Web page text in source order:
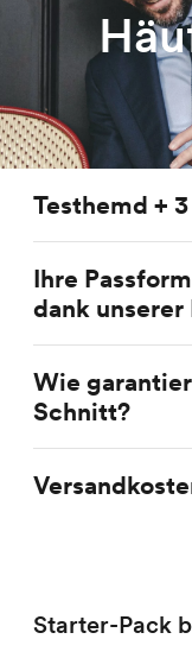
Testhemd +
Ihre
dank unserer
Wie
Schnitt?
Starter-Pack